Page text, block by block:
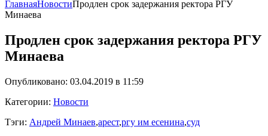
ГлавнаяНовостиПродлен срок задержания ректора РГУ
Минаева
Продлен срок задержания ректора РГУ
Минаева
Опубликовано: 03.04.2019 в 11:59
Категории: Новости
Тэги: Андрей Минаев,арест,ргу им есенина,суд